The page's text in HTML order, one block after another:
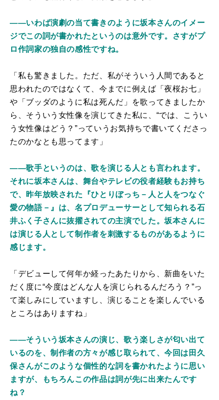
――いわば演劇の当て書きのように坂本さんのイメー
ジでこの詞が書かれたというのは意外です。さすがプ
ロ作詞家の独自の感性ですね。
「私も驚きました。ただ、私がそういう人間であると
思われたのではなくて、今までに例えば「夜桜お七」
や「ブッダのように私は死んだ」を歌ってきましたか
ら、そういう女性像を演じてきた私に、“では、こうい
う女性像はどう？”っていうお気持ちで書いてくださっ
たのかなとも思ってます」
――歌手というのは、歌を演じる人とも言われます。
それに坂本さんは、舞台やテレビの役者経験もお持ち
で、昨年放映された『ひとりぼっち－人と人をつなぐ
愛の物語－』は、名プロデューサーとして知られる石
井ふく子さんに抜擢されての主演でした。坂本さんに
は演じる人として制作者を刺激するものがあるように
感じます。
「デビューして何年か経ったあたりから、新曲をいた
だく度に“今度はどんな人を演じられるんだろう？”っ
て楽しみにしていますし、演じることを楽しんでいる
ところはありますね」
――そういう坂本さんの演じ、歌う楽しさが匂い出て
いるのを、制作者の方々が感じ取られて、今回は田久
保さんがこのような個性的な詞を書かれたように思い
ますが、もちろんこの作品は詞が先に出来たんです
ね？